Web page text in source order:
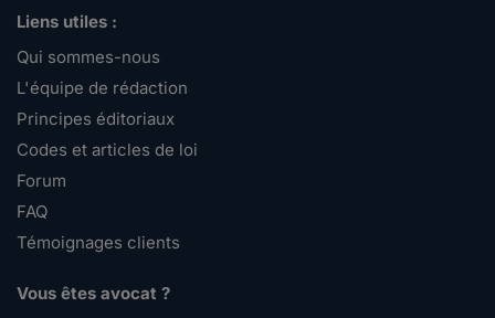
Liens utiles :
Qui sommes-nous
L'équipe de rédaction
Principes éditoriaux
Codes et articles de loi
Forum
FAQ
Témoignages clients
Vous êtes avocat ?